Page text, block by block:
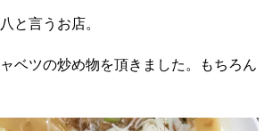
と言うお店。
ベツの炒め物を頂きました。もちろん